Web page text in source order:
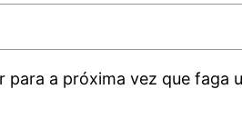
a próxima vez que faga